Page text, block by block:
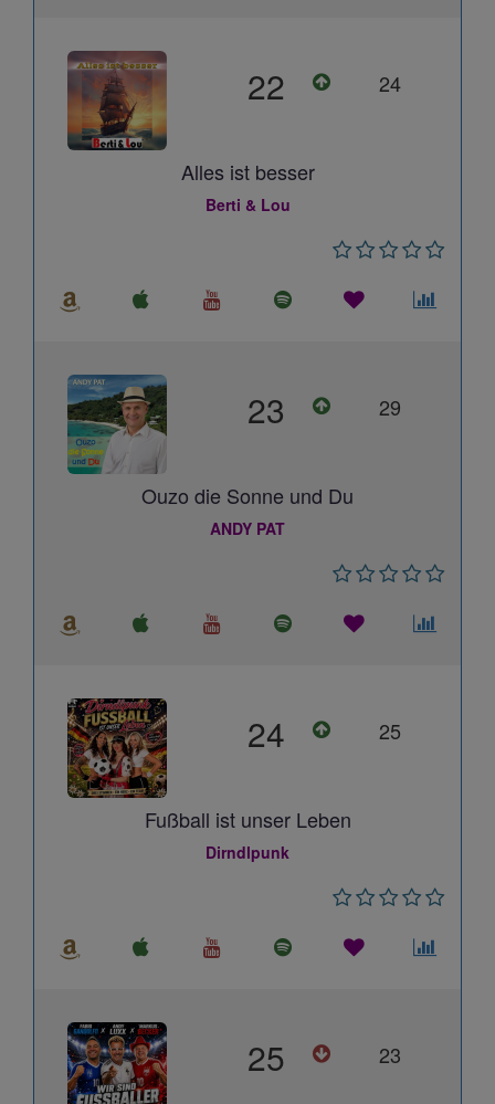
22 24
Alles ist besser
Berti & Lou
23 29
Ouzo die Sonne und Du
ANDY PAT
24 25
Fußball ist unser Leben
Dirndlpunk
25 23